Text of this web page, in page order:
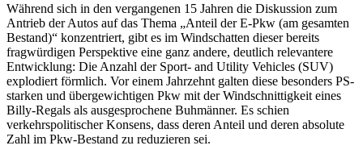
Während sich in den vergangenen 15 Jahren die Diskussion zum
Antrieb der Autos auf das Thema „Anteil der E-Pkw (am gesamten
Bestand)“ konzentriert, gibt es im Windschatten dieser bereits
fragwürdigen Perspektive eine ganz andere, deutlich relevantere
Entwicklung: Die Anzahl der Sport- and Utility Vehicles (SUV)
explodiert förmlich. Vor einem Jahrzehnt galten diese besonders PS-
starken und übergewichtigen Pkw mit der Windschnittigkeit eines
Billy-Regals als ausgesprochene Buhmänner. Es schien
verkehrspolitischer Konsens, dass deren Anteil und deren absolute
Zahl im Pkw-Bestand zu reduzieren sei.